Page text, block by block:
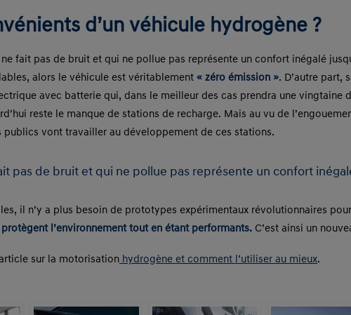
d’un véhicule hydrogène ?
fait pas de bruit et qui ne pollue pas représente un confort inégalé
alors le véhicule est véritablement « zéro émission ». D’autre part,
avec batterie qui, dans le meilleur des cas prendra une vingtaine
reste le manque de stations de recharge. Mais au vu de
vont travailler au développement de ces stations.
pas de bruit et qui ne pollue pas représente un confort
il n’y a plus besoin de prototypes expérimentaux révolutionnaires
l’environnement tout en étant performants. C’est ainsi un
sur la motorisation hydrogène et comment l’utiliser au mieux.